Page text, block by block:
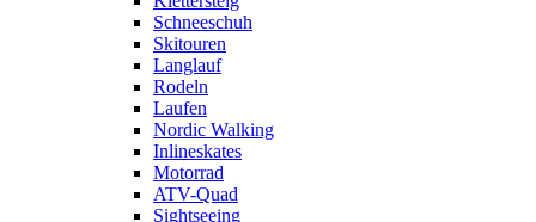
Schneeschuh
Skitouren
Langlauf
Rodeln
Laufen
Nordic Walking
Inlineskates
Motorrad
ATV-Quad
Sightseeing